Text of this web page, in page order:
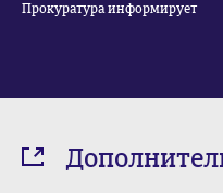
Прокуратура информирует